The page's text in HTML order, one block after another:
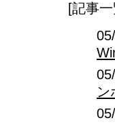
[記事一
ン